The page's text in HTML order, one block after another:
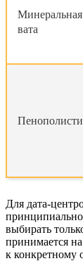
Минеральная
вата
Для дата-
выбирать
принимается
к конкретному